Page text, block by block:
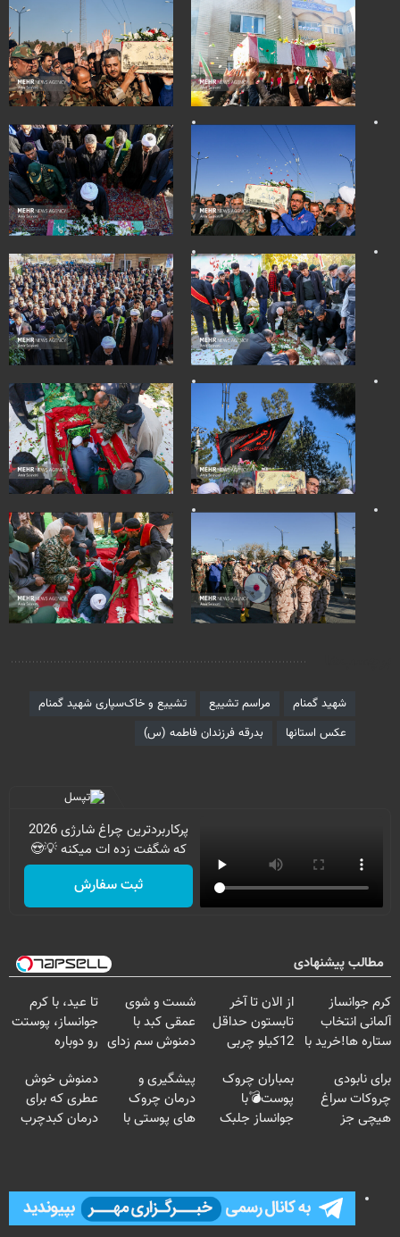
شهید گمنام مراسم تشییع
تشییع و خاک‌سپاری شهید گمنام
عکس استانها
بدرقه فرزندان فاطمه (س)
پرکاربردترین چراغ شارژی 2026
که شگفت زده ات میکنه 💡😍
ثبت سفارش
مطالب پیشنهادی
کرم جوانساز
آلمانی انتخاب
ستاره ها!خرید با
از الان تا آخر
تابستون حداقل
12کیلو چربی
شست و شوی
عمقی کبد با
دمنوش سم زدای
تا عید، با کرم
جوانساز، پوستت
رو دوباره
تخفیف ویژه)
برای نابودی
چروکات سراغ
هیچی جز
بمباران چروک
پوست💣با
جوانساز جلبک
پیشگیری و
درمان چروک
های پوستی با
دمنوش خوش
عطری که برای
درمان کبدچرب